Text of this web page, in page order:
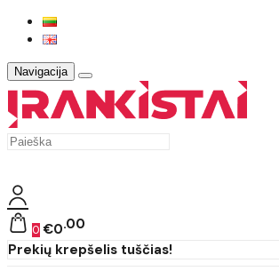
Navigacija
0 €0 00
Prekių krepšelis tuščias!